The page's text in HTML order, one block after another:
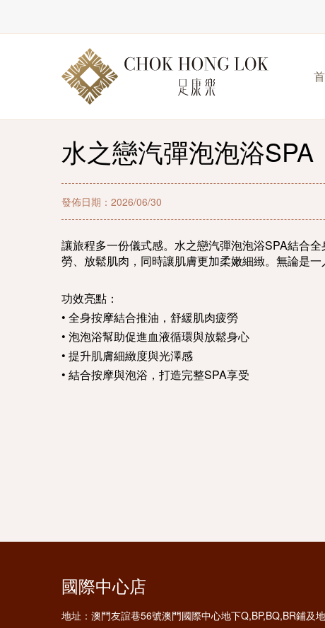
水之戀汽彈泡泡浴SPA
發佈日期：2026/06/30
讓旅程多一份儀式感。水之戀汽彈泡泡浴SPA結合
勞、放鬆肌肉，同時讓肌膚更加柔嫩細緻。無論是
功效亮點：
• 全身按摩結合推油，舒緩肌肉疲勞
• 泡泡浴幫助促進血液循環與放鬆身心
• 提升肌膚細緻度與光澤感
• 結合按摩與泡浴，打造完整SPA享受
國際中心店
地址： 澳門友誼巷56號澳門國際中心地下Q,BP,BQ,BR鋪及